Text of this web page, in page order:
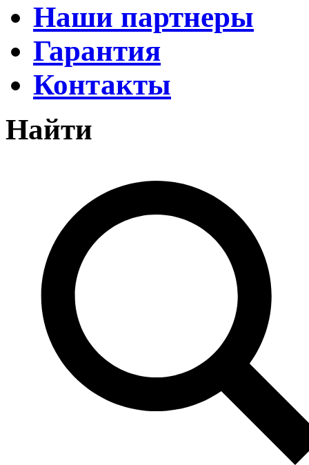
Наши партнеры
Гарантия
Контакты
Найти